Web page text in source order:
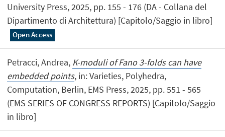
University Press, 2025, pp. 155 - 176 (DA - Collana del
Dipartimento di Architettura) [Capitolo/Saggio in libro]
Open Access
Petracci, Andrea, K-moduli of Fano 3-folds can have
embedded points, in: Varieties, Polyhedra,
Computation, Berlin, EMS Press, 2025, pp. 551 - 565
(EMS SERIES OF CONGRESS REPORTS) [Capitolo/Saggio
in libro]